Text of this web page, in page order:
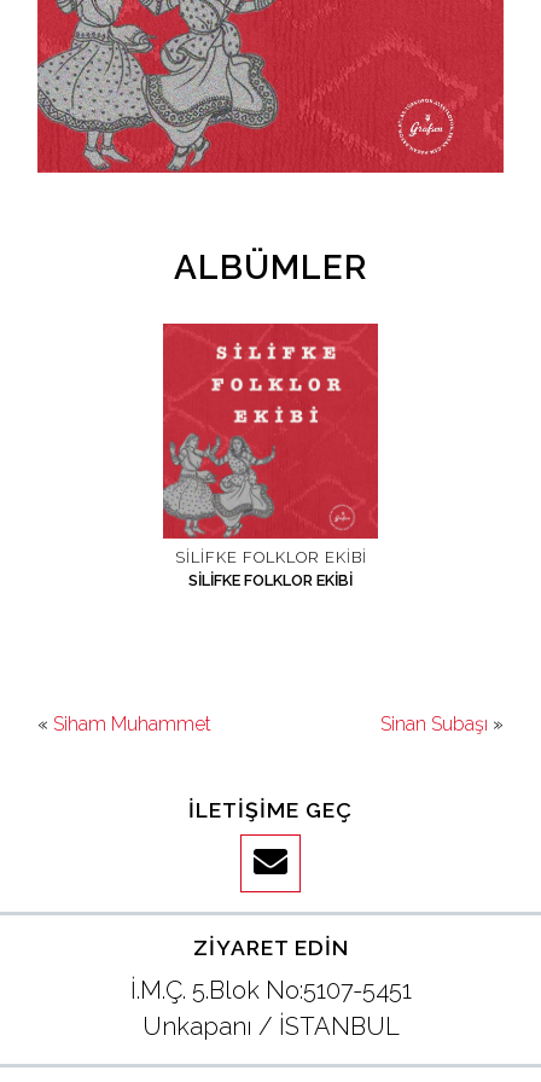
İletişim
ALBÜMLER
SILIFKE FOLKLOR EKIBI
SILIFKE FOLKLOR EKIBI
« Siham Muhammet Sinan Subaşı »
İLETIŞIME GEÇ
ZIYARET EDIN
İ.M.Ç. 5.Blok No:5107-5451
Unkapanı / İSTANBUL